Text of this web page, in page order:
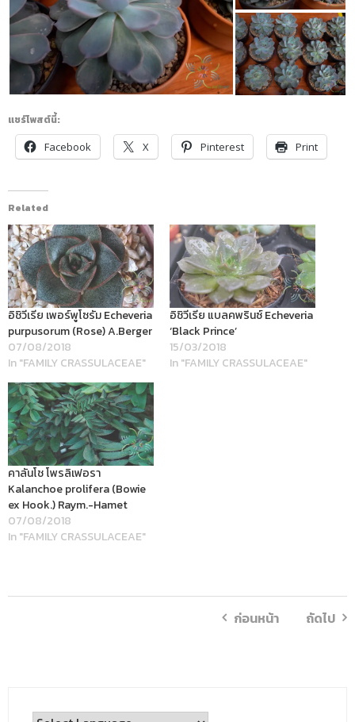
แชร์โพสต์นี้:
Facebook
X Pinterest Print
Related
อิชิวีเรีย เพอร์พูโซรัม Echeveria
purpusorum (Rose) A.Berger
07/08/2018
In "FAMILY CRASSULACEAE"
อิชิวีเรีย แบลคพรินซ์ Echeveria
‘Black Prince’
15/03/2018
In "FAMILY CRASSULACEAE"
คาลันโช โพรลิเฟอรา
Kalanchoe prolifera (Bowie
ex Hook.) Raym.-Hamet
07/08/2018
In "FAMILY CRASSULACEAE"
ก่อนหน้า ถัดไป